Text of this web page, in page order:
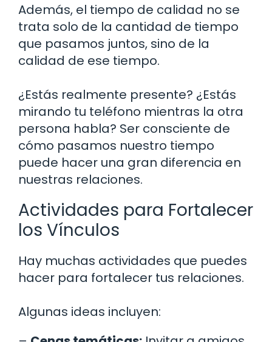
Además, el tiempo de calidad no se
trata solo de la cantidad de tiempo
que pasamos juntos, sino de la
calidad de ese tiempo.
¿Estás realmente presente? ¿Estás
mirando tu teléfono mientras la otra
persona habla? Ser consciente de
cómo pasamos nuestro tiempo
puede hacer una gran diferencia en
nuestras relaciones.
Actividades para Fortalecer
los Vínculos
Hay muchas actividades que puedes
hacer para fortalecer tus relaciones.
Algunas ideas incluyen: